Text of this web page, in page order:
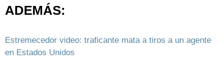
ADEMÁS:
Estremecedor video: traficante mata a tiros a un agente
en Estados Unidos